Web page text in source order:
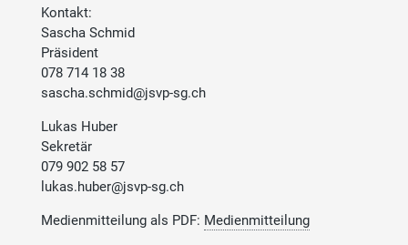
Kontakt:
Sascha Schmid
Präsident
078 714 18 38
sascha.schmid@jsvp-sg.ch
Lukas Huber
Sekretär
079 902 58 57
lukas.huber@jsvp-sg.ch
Medienmitteilung als PDF: Medienmitteilung